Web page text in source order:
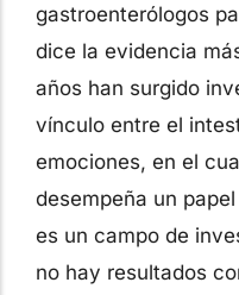
gastroenterólogos
dice la evidencia
años han surgido
vínculo entre el
emociones, en el
desempeña un
es un campo de
no hay resultados